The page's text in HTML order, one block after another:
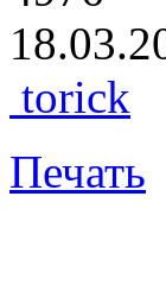
torick
Печать